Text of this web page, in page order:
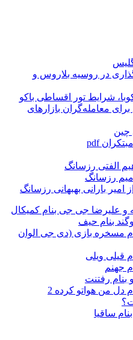
در روسیه بلاروس و
شرایط تور اقساطی باکو
معامله‌گران بازارهای
الفتی رزسانگ
رزسانگ
امیر بارانی بهبهانی رزسانگ
و علیرضا جی جی بنام کمیکال
بنام حیف
مسخره بازی (دی جی الوان
قیلی ویلی
جهنم
رفتنت
دل من هواتو کرده 2
ساقیا